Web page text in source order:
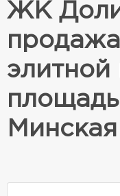
ЖК
элитной